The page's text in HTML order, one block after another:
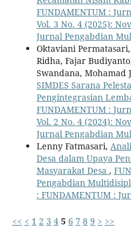
FUNDAMENTUM :
Vol. 3 No. 4 (2025):
Jurnal Pengabdian
Oktaviani
Ridha, Fajar
Swandana, Mohamad
SIMDES Sarana
Pengintegrasian
FUNDAMENTUM :
Vol. 2 No. 4 (2024):
Jurnal Pengabdian
Lenny Fatmasari,
Desa dalam Upaya
Masyarakat Desa ,
Pengabdian
: FUNDAMENTUM :
<< < 1 2 3 4 5 6 7 8 9 > >>